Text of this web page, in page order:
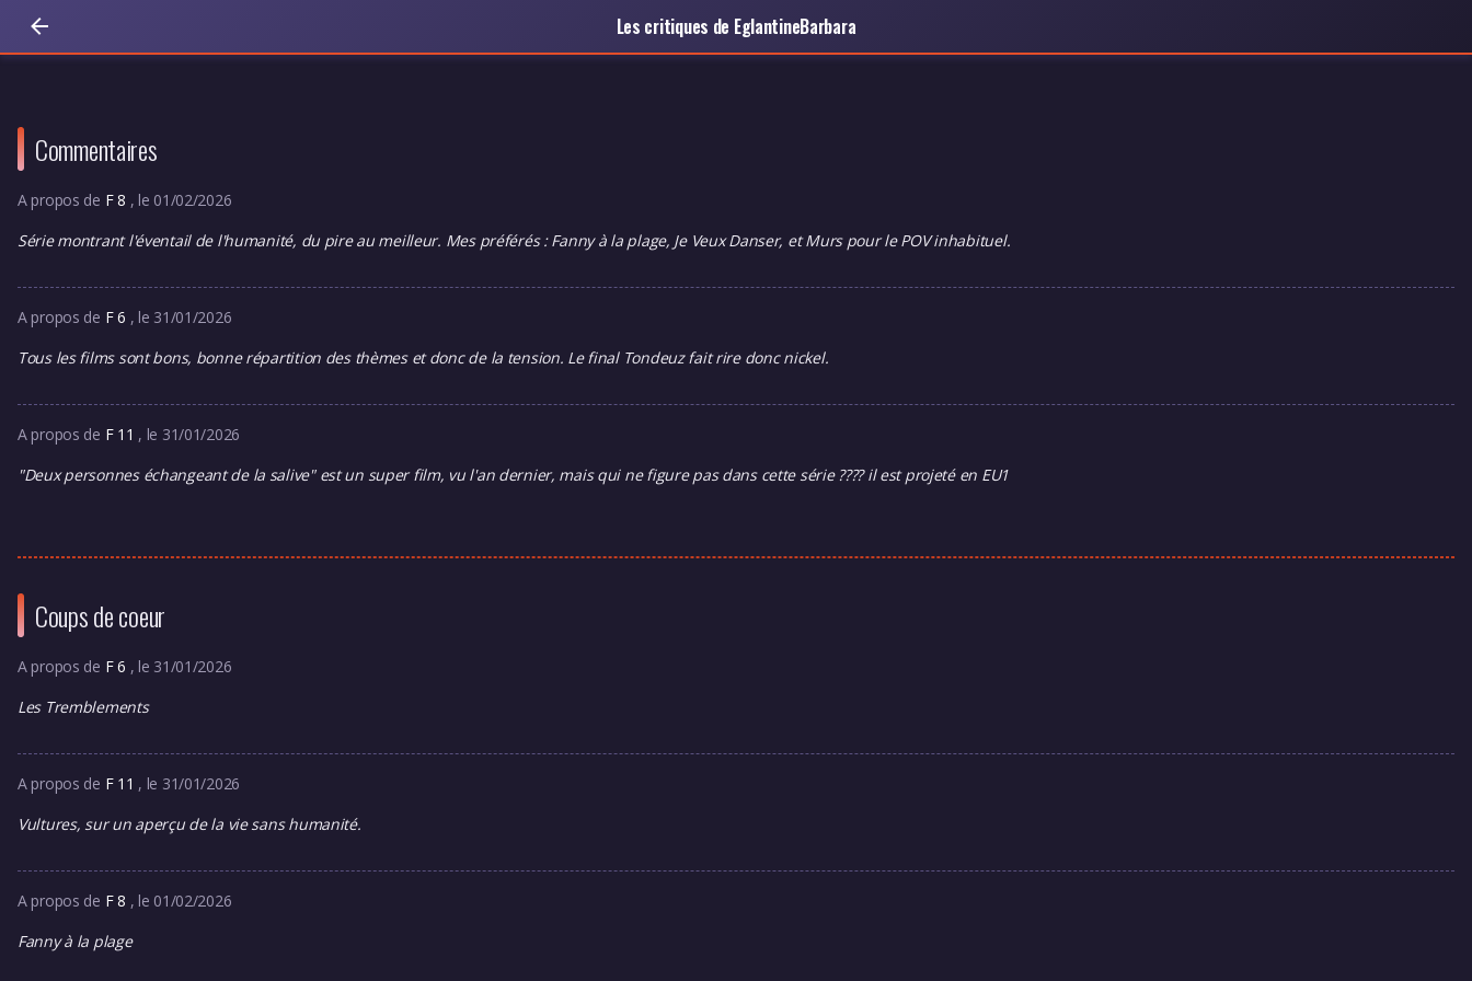
Les critiques de EglantineBarbara
Commentaires
A propos de F 8 , le 01/02/2026
Série montrant l'éventail de l'humanité, du pire au meilleur. Mes préférés : Fanny à la plage, Je Veux Danser, et Murs pour le POV inhabituel.
A propos de F 6 , le 31/01/2026
Tous les films sont bons, bonne répartition des thèmes et donc de la tension. Le final Tondeuz fait rire donc nickel.
A propos de F 11 , le 31/01/2026
"Deux personnes échangeant de la salive" est un super film, vu l'an dernier, mais qui ne figure pas dans cette série ???? il est projeté en EU1
Coups de coeur
A propos de F 6 , le 31/01/2026
Les Tremblements
A propos de F 11 , le 31/01/2026
Vultures, sur un aperçu de la vie sans humanité.
A propos de F 8 , le 01/02/2026
Fanny à la plage